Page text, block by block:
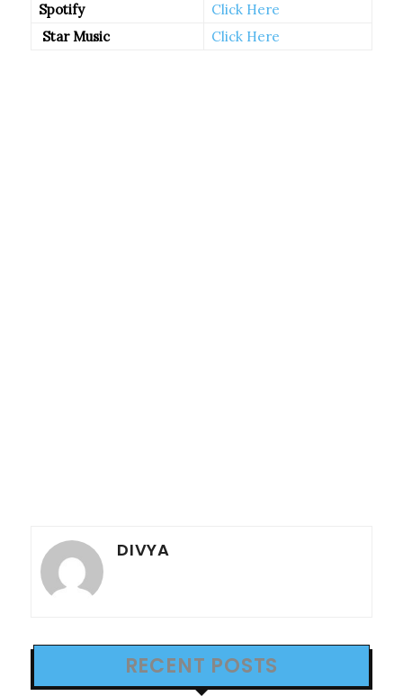
Spotify
Click Here
Star Music
Click Here
DIVYA
RECENT POSTS